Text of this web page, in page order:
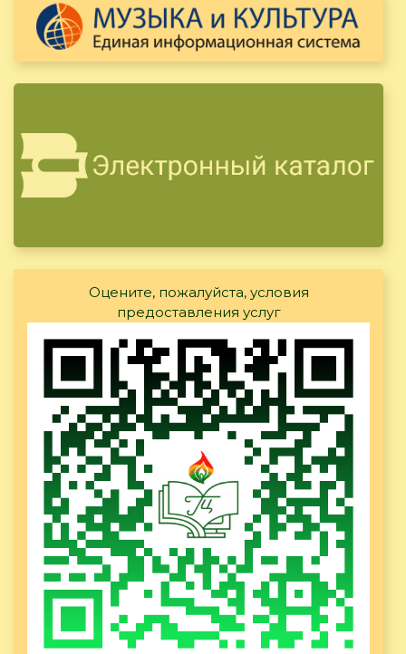
Оцените, пожалуйста, условия
предоставления услуг